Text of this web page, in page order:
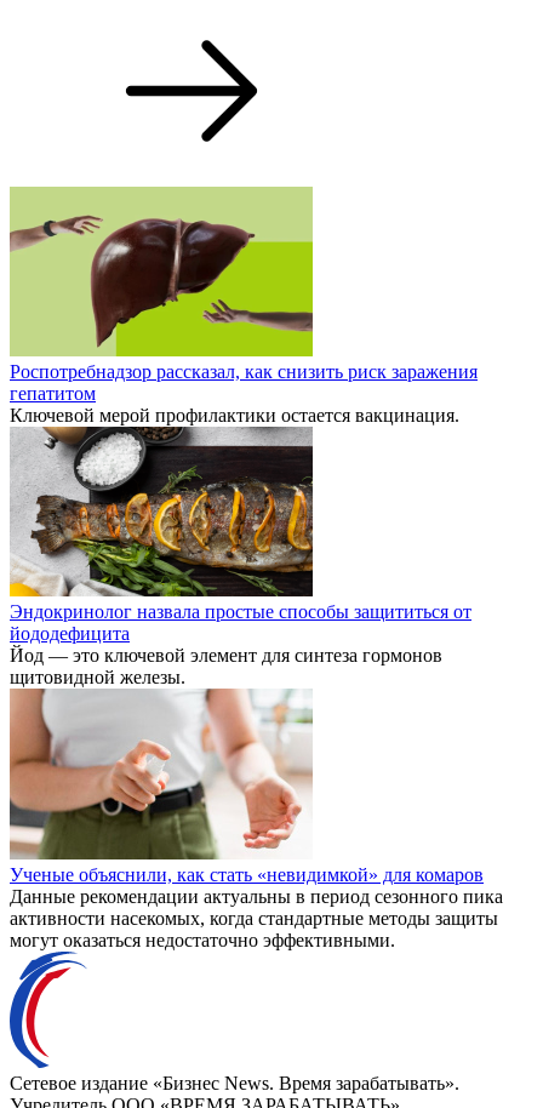
Роспотребнадзор рассказал, как снизить риск заражения
гепатитом
Ключевой мерой профилактики остается вакцинация.
Эндокринолог назвала простые способы защититься от
йододефицита
Йод — это ключевой элемент для синтеза гормонов
щитовидной железы.
Ученые объяснили, как стать «невидимкой» для комаров
Данные рекомендации актуальны в период сезонного пика
активности насекомых, когда стандартные методы защиты
могут оказаться недостаточно эффективными.
Сетевое издание «Бизнес News. Время зарабатывать».